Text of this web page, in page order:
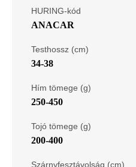
HURING-kód
ANACAR
Testhossz (cm)
34-38
Hím tömege (g)
250-450
Tojó tömege (g)
200-400
Szárnyfesztávolság (cm)